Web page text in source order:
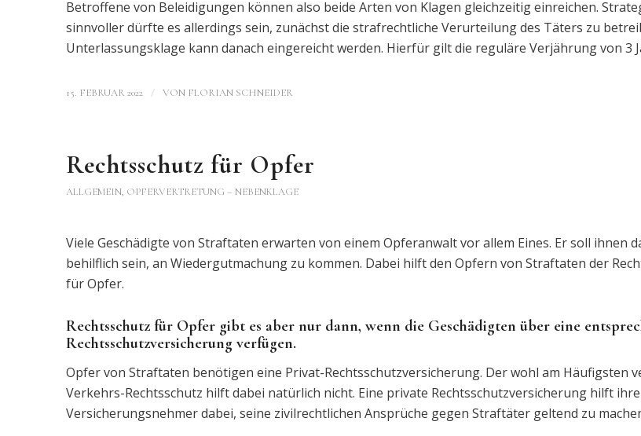
Betroffene von Beleidigungen können also beide Arten von Klagen gleichzeitig einreichen.
sinnvoller dürfte es allerdings sein, zunächst die strafrechtliche Verurteilung des Täters zu
Unterlassungsklage kann danach eingereicht werden. Hierfür gilt die reguläre Verjährung von 3
15. FEBRUAR 2022 / VON FLORIAN SCHNEIDER
Rechtsschutz für Opfer
ALLGEMEIN, OPFERVERTRETUNG – NEBENKLAGE
Viele Geschädigte von Straftaten erwarten von einem Opferanwalt vor allem Eines. Er soll ihnen
behilflich sein, an Wiedergutmachung zu kommen. Dabei hilft den Opfern von Straftaten der
für Opfer.
Rechtsschutz für Opfer gibt es aber nur dann, wenn die Geschädigten über eine
Rechtsschutzversicherung verfügen.
Opfer von Straftaten benötigen eine Privat-Rechtsschutzversicherung. Der wohl am Häufigsten
Verkehrs-Rechtsschutz hilft dabei natürlich nicht. Eine private Rechtsschutzversicherung hilft
Versicherungsnehmer dabei, seine zivilrechtlichen Ansprüche gegen Straftäter geltend zu